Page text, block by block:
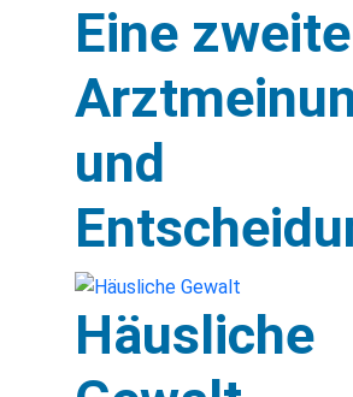
Eine zweite
und
Häusliche